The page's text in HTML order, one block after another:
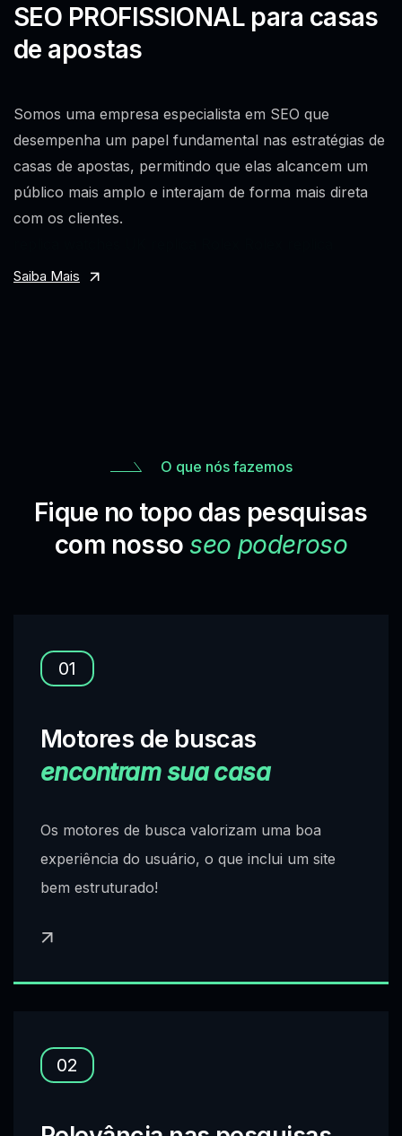
SEO PROFISSIONAL para casas
de apostas
Somos uma empresa especialista em SEO que
desempenha um papel fundamental nas estratégias de
casas de apostas, permitindo que elas alcancem um
público mais amplo e interajam de forma mais direta
com os clientes.
Saiba Mais
O que nós fazemos
Fique no topo das pesquisas
com nosso seo poderoso
01
Motores de buscas
encontram sua casa
Os motores de busca valorizam uma boa
experiência do usuário, o que inclui um site
bem estruturado!
02